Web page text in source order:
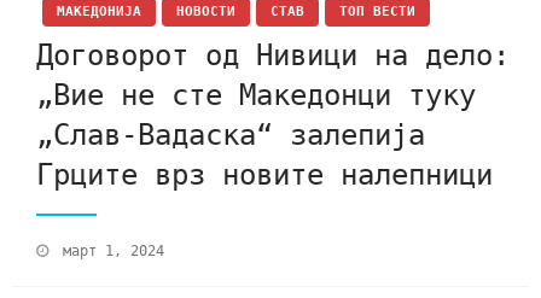
МАКЕДОНИЈА НОВОСТИ СТАВ ТОП ВЕСТИ
Договорот од Нивици на дело:
„Вие не сте Македонци туку
„Слав-Вадаска“ залепија
Грците врз новите налепници
март 1, 2024